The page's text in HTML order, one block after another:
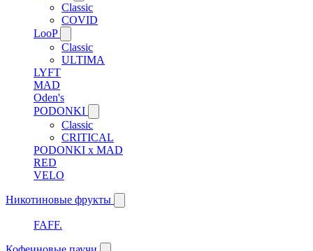
Classic
COVID
LooP
Classic
ULTIMA
LYFT
MAD
Oden's
PODONKI
Classic
CRITICAL
PODONKI x MAD
RED
VELO
Никотиновые фрукты
FAFF.